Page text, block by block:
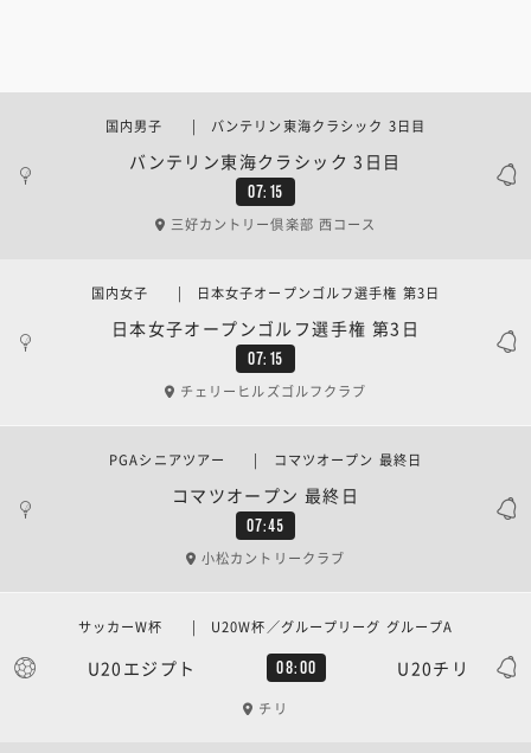
07:15
バンテリン東海クラシック 3日目
国内男子 | バンテリン東海クラシック 3日目
三好カントリー倶楽部 西コース
07:15
日本女子オープンゴルフ選手権 第3日
国内女子 | 日本女子オープンゴルフ選手権 第3日
チェリーヒルズゴルフクラブ
07:45
コマツオープン 最終日
PGAシニアツアー | コマツオープン 最終日
小松カントリークラブ
U20エジプト 08:00 U20チリ
サッカーW杯 | U20W杯／グループリーグ グループA
チリ